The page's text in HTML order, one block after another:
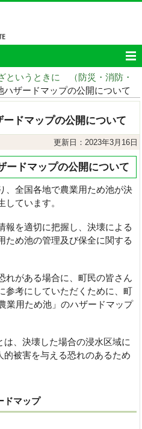
というときに （防災・消防・
ザードマップの公開について
ドマップの公開について
更新日：2023年3月16日
ードマップの公開について
全国各地で農業用ため池が決
ています。
を適切に把握し、決壊による
ため池の管理及び保全に関する
がある場合に、町民の皆さん
参考にしていただくために、町
業用ため池」のハザードマップ
、決壊した場合の浸水区域に
被害を与える恐れのあるため
ドマップ